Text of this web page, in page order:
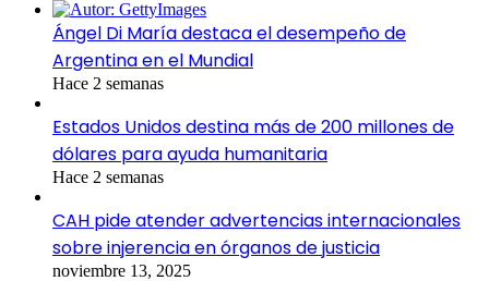
Ángel Di María destaca el desempeño de
Argentina en el Mundial
Hace 2 semanas
Estados Unidos destina más de 200 millones de
dólares para ayuda humanitaria
Hace 2 semanas
CAH pide atender advertencias internacionales
sobre injerencia en órganos de justicia
noviembre 13, 2025